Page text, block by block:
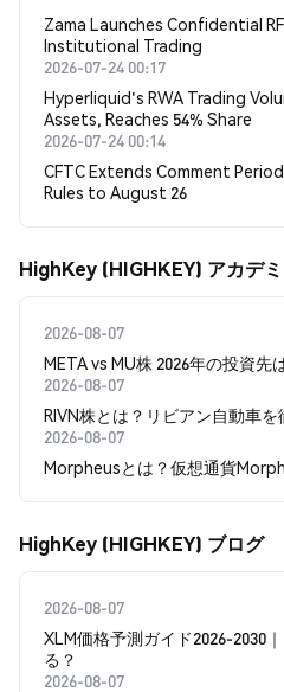
Zama Launches Confidential
Institutional Trading
2026-07-24 00:17
Hyperliquid's RWA Trading
Assets, Reaches 54% Share
2026-07-24 00:14
CFTC Extends Comment
Rules to August 26
HighKey (HIGHKEY) アカデ
2026-08-07
META vs MU株 2026年の投資先
2026-08-07
RIVN株とは？リビアン自動車
2026-08-07
Morpheusとは？仮想通貨
HighKey (HIGHKEY) ブログ
2026-08-07
XLM価格予測ガイド2026-2030
る？
2026-08-07